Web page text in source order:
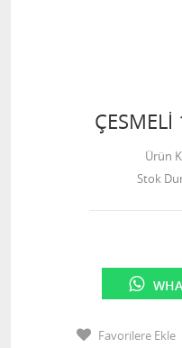
Ürün
Stok
Favorilere Ekle